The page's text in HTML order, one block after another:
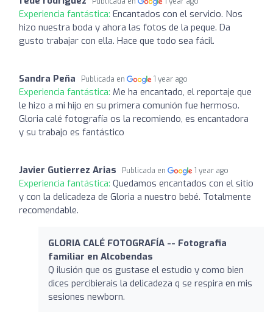
Experiencia fantástica: Encantados con el servicio. Nos
hizo nuestra boda y ahora las fotos de la peque. Da
gusto trabajar con ella. Hace que todo sea fácil.
Sandra Peña Publicada en 1 year ago
Experiencia fantástica: Me ha encantado, el reportaje que
le hizo a mi hijo en su primera comunión fue hermoso.
Gloria calé fotografía os la recomiendo, es encantadora
y su trabajo es fantástico
Javier Gutierrez Arias Publicada en 1 year ago
Experiencia fantástica: Quedamos encantados con el sitio
y con la delicadeza de Gloria a nuestro bebé. Totalmente
recomendable.
GLORIA CALÉ FOTOGRAFÍA -- Fotografia
familiar en Alcobendas
Q ilusión que os gustase el estudio y como bien
dices percibierais la delicadeza q se respira en mis
sesiones newborn.